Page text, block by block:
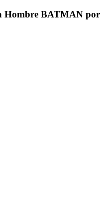
Hombre BATMAN por